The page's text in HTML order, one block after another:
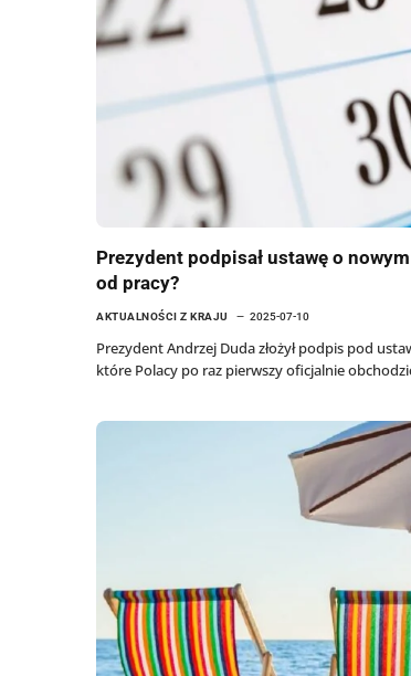
Prezydent podpisał ustawę o
od pracy?
AKTUALNOŚCI Z KRAJU 2025-07-10
Prezydent Andrzej Duda złożył podpis pod
które Polacy po raz pierwszy oficjalnie